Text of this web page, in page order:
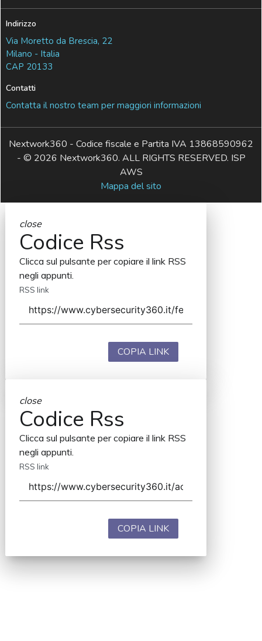
Indirizzo
Via Moretto da Brescia, 22
Milano - Italia
CAP 20133
Contatti
Contatta il nostro team per maggiori informazioni
Nextwork360 - Codice fiscale e Partita IVA 13868590962
- © 2026 Nextwork360. ALL RIGHTS RESERVED. ISP
AWS
Mappa del sito
close
Codice Rss
Clicca sul pulsante per copiare il link RSS
negli appunti.
RSS link
COPIA LINK
close
Codice Rss
Clicca sul pulsante per copiare il link RSS
negli appunti.
RSS link
COPIA LINK